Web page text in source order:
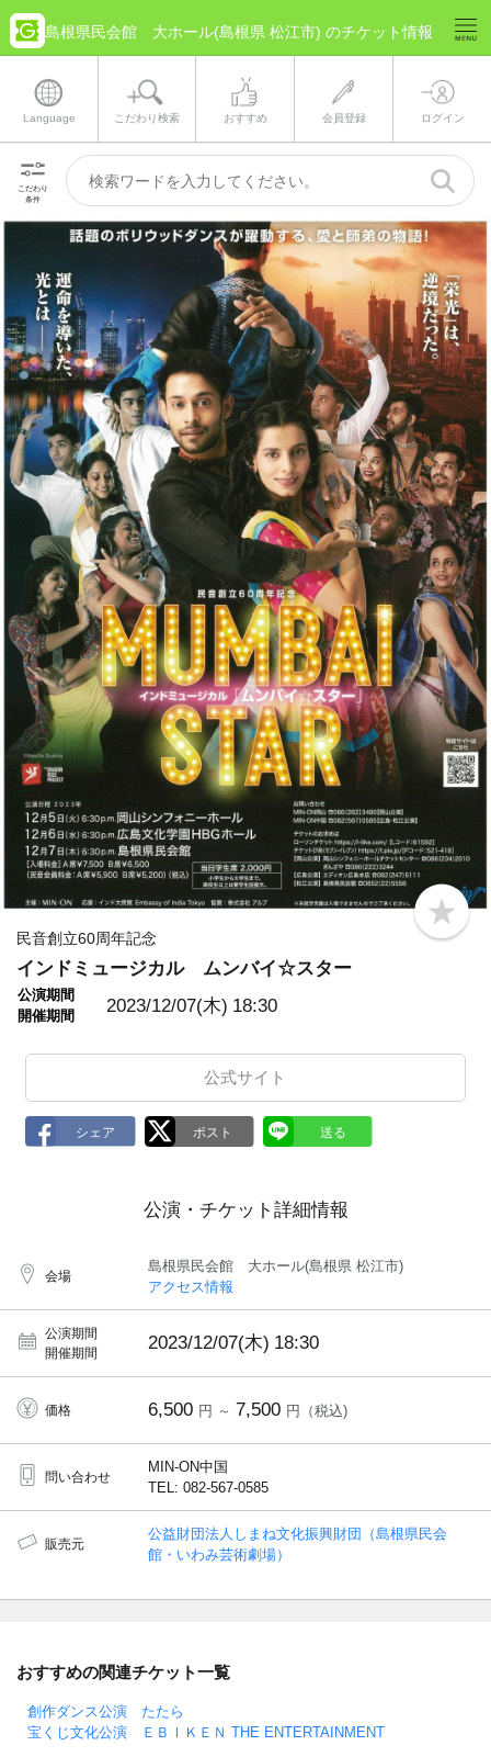
島根県民会館 大ホール(島根県 松江市) のチケット情報
Language こだわり検索 おすすめ 会員登録 ログイン
こだわり
条件
b
o
民音創立60周年記念
インドミュージカル ムンバイ☆スター
公演期間
開催期間
2023/12/07(木) 18:30
公式サイト
公演・チケット詳細情報
会場
島根県民会館 大ホール(島根県 松江市)
アクセス情報
公演期間
開催期間
2023/12/07(木) 18:30
価格 6,500 円 ～ 7,500 円（税込)
問い合わせ
MIN-ON中国
TEL: 082-567-0585
販売元
公益財団法人しまね文化振興財団（島根県民会
館・いわみ芸術劇場）
おすすめの関連チケット一覧
創作ダンス公演 たたら
宝くじ文化公演 ＥＢＩＫＥＮ THE ENTERTAINMENT